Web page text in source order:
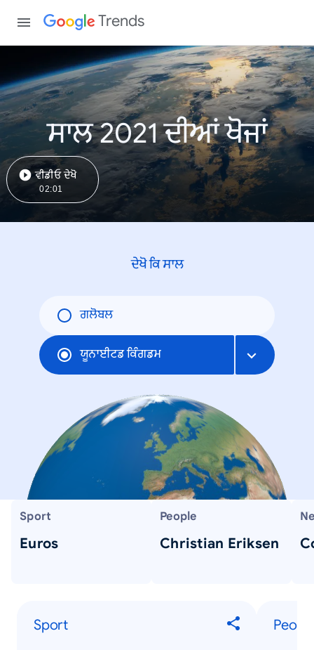
Trends
ਸਾਲ 2021 ਦੀਆਂ ਖੋਜਾਂ
ਵੀਡੀਓ ਦੇਖੋ
02:01
ਦੇਖੋ ਕਿ ਸਾਲ
ਗਲੋਬਲ
ਯੂਨਾਈਟਡ ਕਿੰਗਡਮ
Sport
Euros
People
Christian Eriksen
Sport